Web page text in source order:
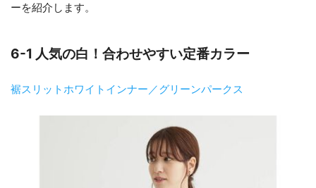
ーを紹介します。
6-1 人気の白！合わせやすい定番カラー
裾スリットホワイトインナー／グリーンパークス